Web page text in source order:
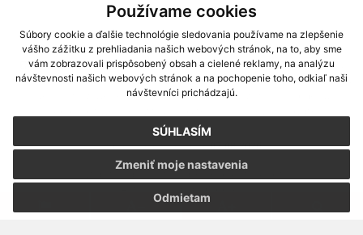
Používame cookies
Súbory cookie a ďalšie technológie sledovania používame na zlepšenie
vášho zážitku z prehliadania našich webových stránok, na to, aby sme
vám zobrazovali prispôsobený obsah a cielené reklamy, na analýzu
návštevnosti našich webových stránok a na pochopenie toho, odkiaľ naši
návštevníci prichádzajú.
SÚHLASÍM
Odmietam
Zmeniť moje nastavenia
využite možnosť získavania aktuálnych informácií s využitím RSS
CMS systém (redakčný) systém ECHELON 2,Mapa stránok,web portál
webex.digital, s.r.o.,domény,registrácia domény
Posledná aktualizácia:07.08.2026
Vytlačiť stránku|Vyhlásenie o prístupnosti